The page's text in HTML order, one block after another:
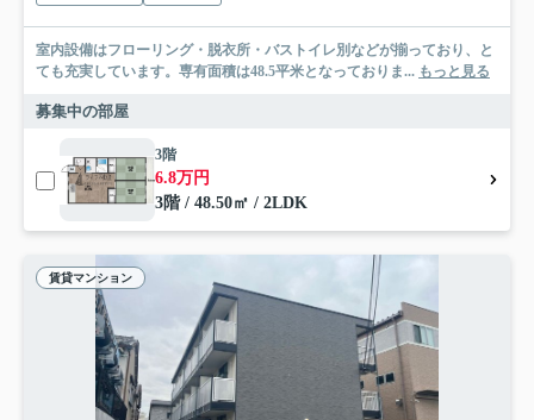
室内設備はフローリング・脱衣所・バストイレ別などが揃っており、と
ても充実しています。専有面積は48.5平米となっておりま... もっと見る
募集中の部屋
3階
6.8万円
3階 / 48.50㎡ / 2LDK
賃貸マンション